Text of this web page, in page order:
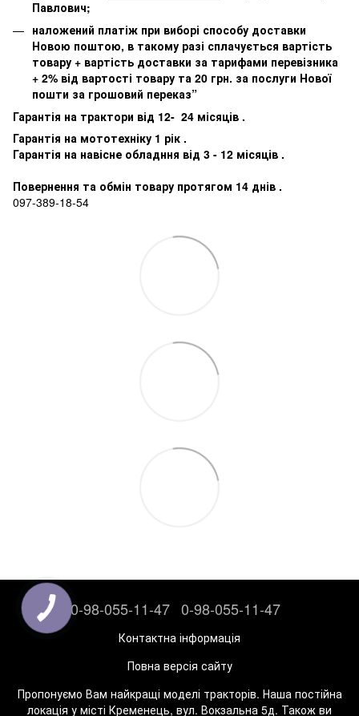
Павлович;
наложений платіж при виборі способу доставки
Новою поштою, в такому разі сплачується вартість
товару + вартість доставки за тарифами перевізника
+ 2% від вартості товару та 20 грн. за послуги Нової
пошти за грошовий переказ”
Гарантія на трактори від 12- 24 місяців .
Гарантія на мототехніку 1 рік .
Гарантія на навісне обладння від 3 - 12 місяців .
Повернення та обмін товару протягом 14 днів .
097-389-18-54
0-98-055-11-47 0-98-055-11-47
Контактна інформація
Повна версія сайту
Пропонуємо Вам найкращі моделі тракторів. Наша постійна
локація у місті Кременець, вул. Вокзальна 5д. Також ви